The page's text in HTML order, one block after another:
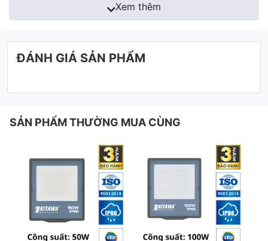
Xem thêm
ĐÁNH GIÁ SẢN PHẨM
SẢN PHẨM THƯỜNG MUA CÙNG